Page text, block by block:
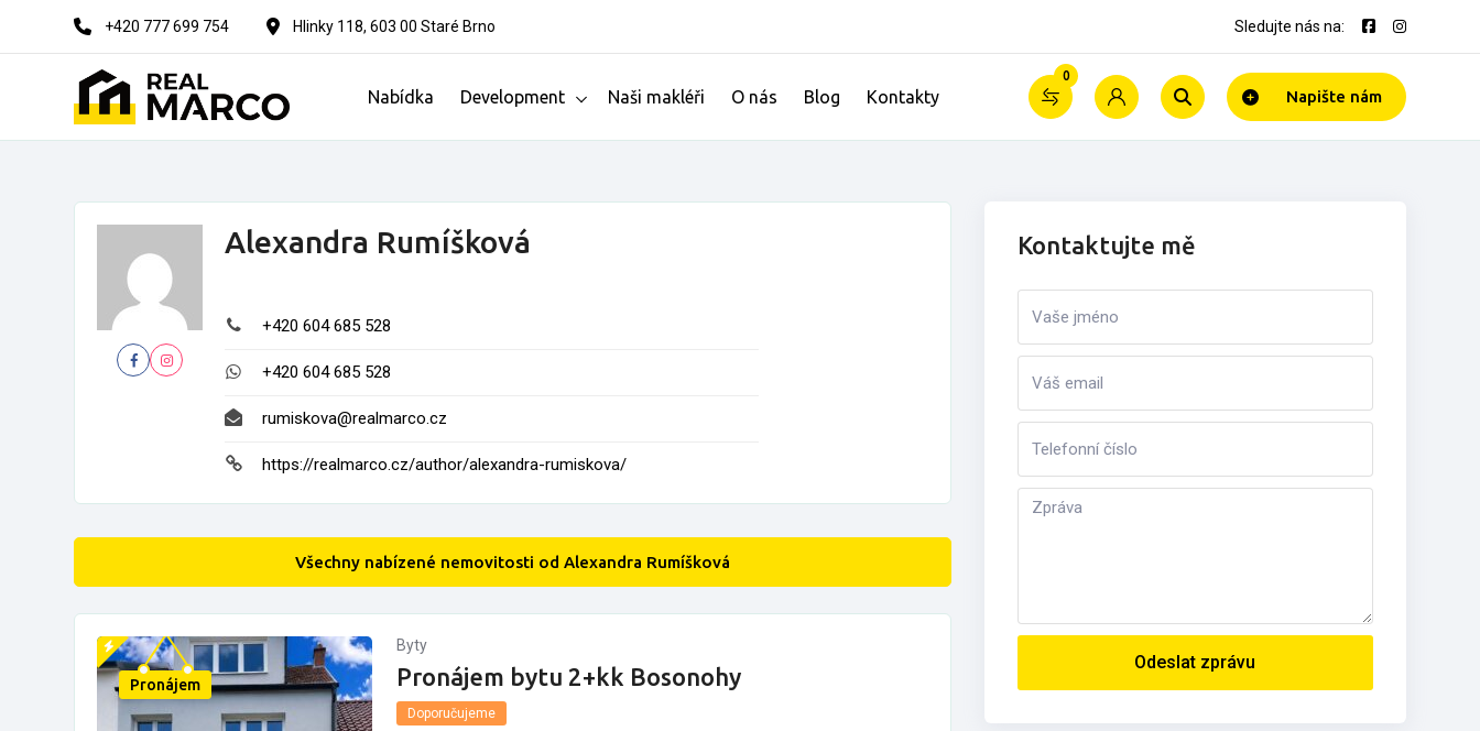
to
+420 777 699 754 Hlinky 118, 603 00 Staré Brno Sledujte nás na:
Nabídka Development Naši makléři O nás Blog Kontakty
0
Napište nám
Alexandra Rumíšková
+420 604 685 528
+420 604 685 528
rumiskova@realmarco.cz
https://realmarco.cz/author/alexandra-rumiskova/
Všechny nabízené nemovitosti od Alexandra Rumíšková
Pronájem
Byty
Pronájem bytu 2+kk Bosonohy
Doporučujeme
Kontaktujte mě
Odeslat zprávu